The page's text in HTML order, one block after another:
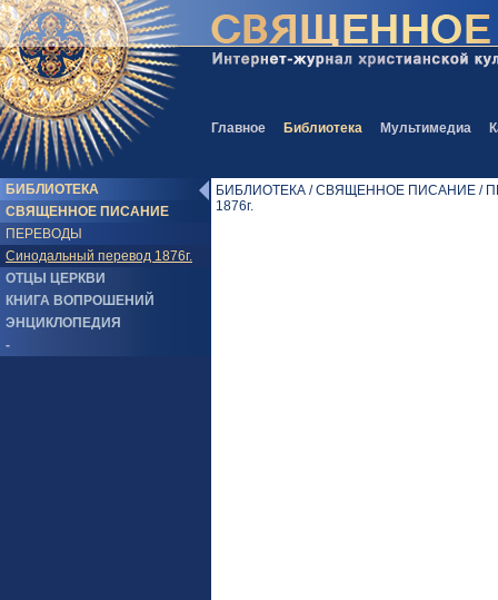
Главное Библиотека Мультимедиа
БИБЛИОТЕКА
СВЯЩЕННОЕ ПИСАНИЕ
ПЕРЕВОДЫ
Синодальный перевод 1876г.
ОТЦЫ ЦЕРКВИ
КНИГА ВОПРОШЕНИЙ
ЭНЦИКЛОПЕДИЯ
-
БИБЛИОТЕКА / СВЯЩЕННОЕ ПИСАНИЕ /
1876г.